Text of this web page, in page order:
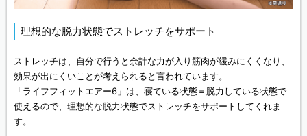
理想的な脱力状態でストレッチをサポート
ストレッチは、自分で行うと余計な力が入り筋肉が緩みにくくなり、
効果が出にくいことが考えられると言われています。
「ライフフィットエアー6」は、寝ている状態＝脱力している状態で
使えるので、理想的な脱力状態でストレッチをサポートしてくれま
す。